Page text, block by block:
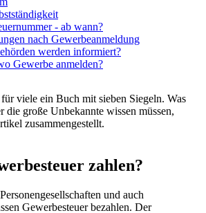
- ab wann?
nach Gewerbeanmeldung
werden informiert?
Gewerbe anmelden?
viele ein Buch mit sieben Siegeln. Was
die große Unbekannte wissen müssen,
zusammengestellt.
zahlen?
und auch
Gewerbesteuer bezahlen. Der